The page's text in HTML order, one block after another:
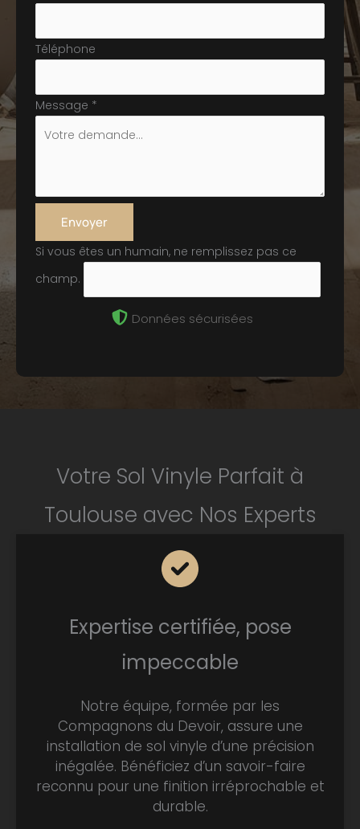
Téléphone
Message *
Envoyer
Si vous êtes un humain, ne remplissez pas ce
champ.
Données sécurisées
Votre Sol Vinyle Parfait à
Toulouse avec Nos Experts
Expertise certifiée, pose
impeccable
Notre équipe, formée par les
Compagnons du Devoir, assure une
installation de sol vinyle d’une précision
inégalée. Bénéficiez d’un savoir-faire
reconnu pour une finition irréprochable et
durable.